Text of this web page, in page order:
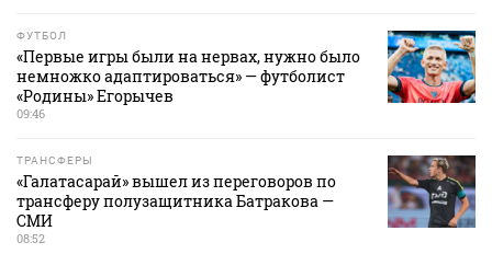
ФУТБОЛ
«Первые игры были на нервах, нужно было
немножко адаптироваться» — футболист
«Родины» Егорычев
09:46
ТРАНСФЕРЫ
«Галатасарай» вышел из переговоров по
трансферу полузащитника Батракова —
СМИ
08:52